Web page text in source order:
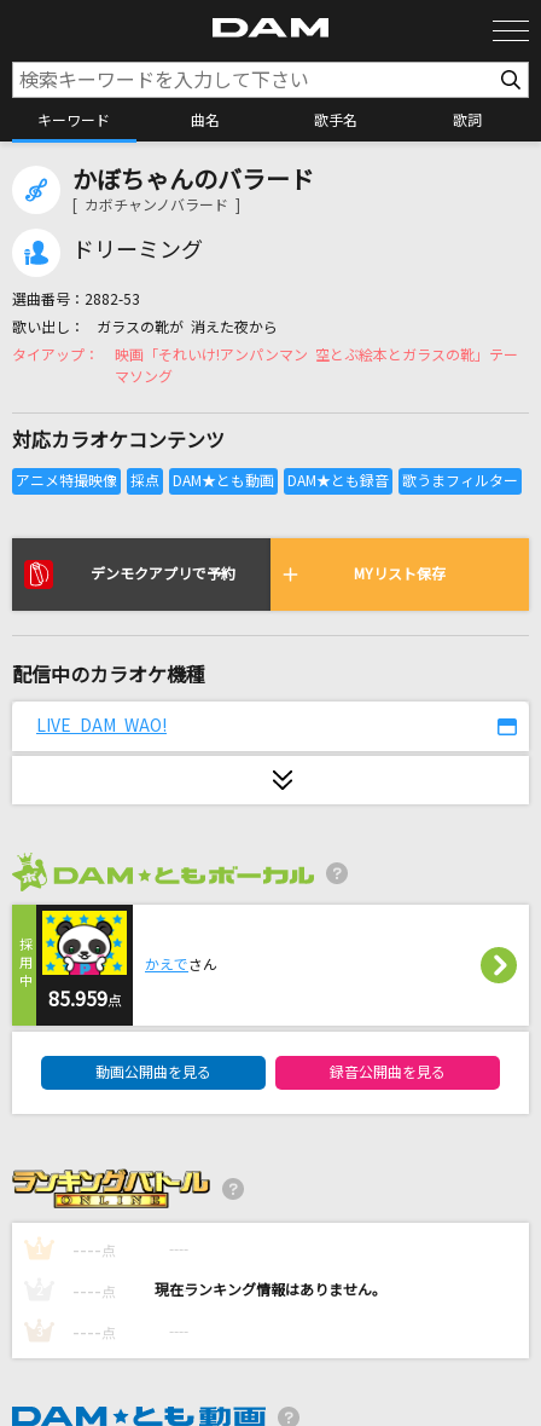
キーワード 曲名 歌手名 歌詞
カラオケ検索
カラオケリクエスト
全国りれき
リアルタイムで歌われている曲の一覧
Mrs. GREEN APPLE
I
BUMP OF CHICKEN
[生音]未来予想図Ⅱ
コブクロ
リグレットメッセージ
mothy_悪ノP feat.鏡音リン
タッチ
雨とカプチーノ
ヨルシカ
謝肉祭
山口百恵
シド
かぼちゃんのバラード
[ カボチャンノバラード ]
ドリーミング
選曲番号： 2882-53
ガラスの靴が 消えた夜から
映画「それいけ!アンパンマン 空とぶ絵本とガラスの靴」テー
マソング
対応カラオケコンテンツ
デンモクアプリで予約 MYリスト保存
配信中のカラオケ機種
LIVE DAM WAO!
85.959点
かえでさん
動画公開曲を見る 録音公開曲を見る
1 ---- 点 ----
---- 点 ----
3 ---- 点 ----